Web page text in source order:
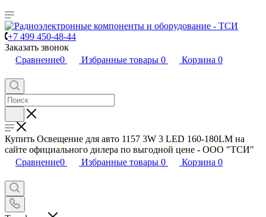
+7 499 450-48-44
Заказать звонок
Сравнение0 Избранные товары 0 Корзина 0
Купить Освещение для авто 1157 3W 3 LED 160-180LM на
сайте официального дилера по выгодной цене - ООО "ТСИ"
Сравнение0 Избранные товары 0 Корзина 0